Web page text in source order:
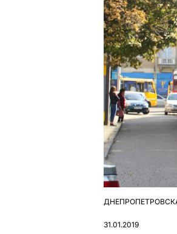
ОПУБЛІКУВАТИ
31.01.2019